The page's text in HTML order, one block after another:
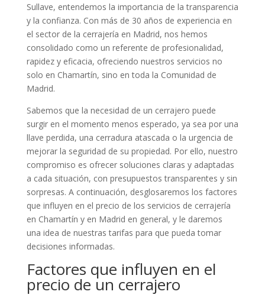
Sullave, entendemos la importancia de la transparencia
y la confianza. Con más de 30 años de experiencia en
el sector de la cerrajería en Madrid, nos hemos
consolidado como un referente de profesionalidad,
rapidez y eficacia, ofreciendo nuestros servicios no
solo en Chamartín, sino en toda la Comunidad de
Madrid.
Sabemos que la necesidad de un cerrajero puede
surgir en el momento menos esperado, ya sea por una
llave perdida, una cerradura atascada o la urgencia de
mejorar la seguridad de su propiedad. Por ello, nuestro
compromiso es ofrecer soluciones claras y adaptadas
a cada situación, con presupuestos transparentes y sin
sorpresas. A continuación, desglosaremos los factores
que influyen en el precio de los servicios de cerrajería
en Chamartín y en Madrid en general, y le daremos
una idea de nuestras tarifas para que pueda tomar
decisiones informadas.
Factores que influyen en el
precio de un cerrajero